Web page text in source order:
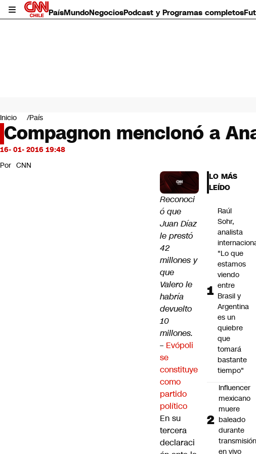
PaísMundoNegociosPodcast y Programas completos
Mundo
Negocios
Deportes
Programas completos
Servicios
Inicio País
Compagnon mencionó a
16- 01- 2016 19:48
Por CNN
Reconoci
ó que
Juan Díaz
le prestó
42
millones y
que
Valero le
habría
devuelto
10
millones.
– Evópoli
se
constituye
como
partido
político
En su
tercera
declaraci
LO MÁS
LEÍDO
Raúl
Sohr,
analista
"Lo que
estamos
viendo
entre
Brasil y
Argentina
es un
quiebre
que
tomará
bastante
tiempo"
Influencer
mexicano
muere
baleado
durante
transmisión
en vivo